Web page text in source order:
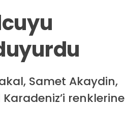
Samet Akaydin,
renklerine